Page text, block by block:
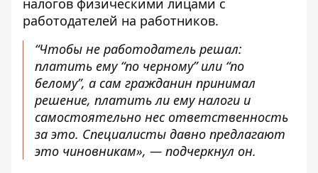
налогов физическими лицами с
работодателей на работников.
“Чтобы не работодатель решал:
платить ему “по черному” или “по
белому”, а сам гражданин принимал
решение, платить ли ему налоги и
самостоятельно нес ответственность
за это. Специалисты давно предлагают
это чиновникам», — подчеркнул он.